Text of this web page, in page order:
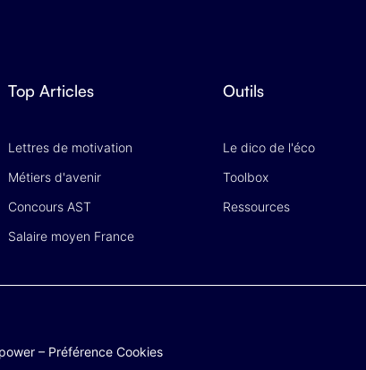
Top Articles
Lettres de motivation
Métiers d'avenir
Concours AST
Salaire moyen France
Outils
Le dico de l'éco
Toolbox
Ressources
– Préférence Cookies